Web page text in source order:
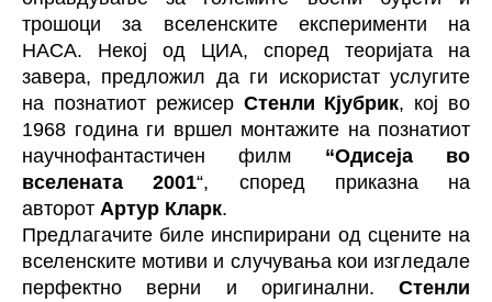
трошоци за вселенските експерименти на
НАСА. Некој од ЦИА, според теоријата на
завера, предложил да ги искористат услугите
на познатиот режисер Стенли Кјубрик, кој во
1968 година ги вршел монтажите на познатиот
научнофантастичен филм “Одисеја во
вселената 2001“, според приказна на
авторот Артур Кларк.
Предлагачите биле инспирирани од сцените на
вселенските мотиви и случувања кои изгледале
перфектно верни и оригинални. Стенли